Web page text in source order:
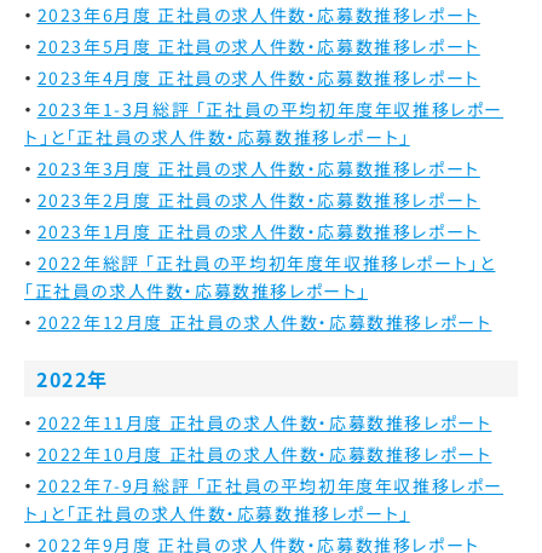
2023年6月度 正社員の求人件数・応募数推移レポート
2023年5月度 正社員の求人件数・応募数推移レポート
2023年4月度 正社員の求人件数・応募数推移レポート
2023年1-3月総評 「正社員の平均初年度年収推移レポー
ト」と「正社員の求人件数・応募数推移レポート」
2023年3月度 正社員の求人件数・応募数推移レポート
2023年2月度 正社員の求人件数・応募数推移レポート
2023年1月度 正社員の求人件数・応募数推移レポート
2022年総評 「正社員の平均初年度年収推移レポート」と
「正社員の求人件数・応募数推移レポート」
2022年12月度 正社員の求人件数・応募数推移レポート
2022年
2022年11月度 正社員の求人件数・応募数推移レポート
2022年10月度 正社員の求人件数・応募数推移レポート
2022年7-9月総評 「正社員の平均初年度年収推移レポー
ト」と「正社員の求人件数・応募数推移レポート」
2022年9月度 正社員の求人件数・応募数推移レポート